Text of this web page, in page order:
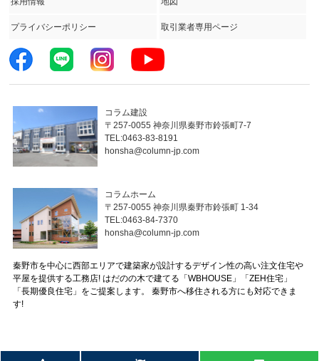
プライバシーポリシー 取引業者専用ページ
コラム建設
〒257-0055 神奈川県秦野市鈴張町7-7
TEL:0463-83-8191
honsha@column-jp.com
コラムホーム
〒257-0055 神奈川県秦野市鈴張町 1-34
TEL:0463-84-7370
honsha@column-jp.com
秦野市を中心に西部エリアで建築家が設計するデザイン性の高い注文住宅や
平屋を提供する工務店! はだのの木で建てる「WBHOUSE」「ZEH住宅」
「長期優良住宅」をご提案します。 秦野市へ移住される方にも対応できま
す!
© 2023 秦野市の注文住宅・平屋は工務店のコラムホーム All Rights Reserved.